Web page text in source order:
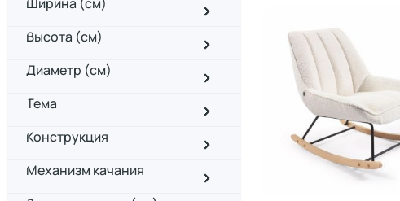
Высота (см)
Диаметр (см)
Тема
Конструкция
Механизм качания